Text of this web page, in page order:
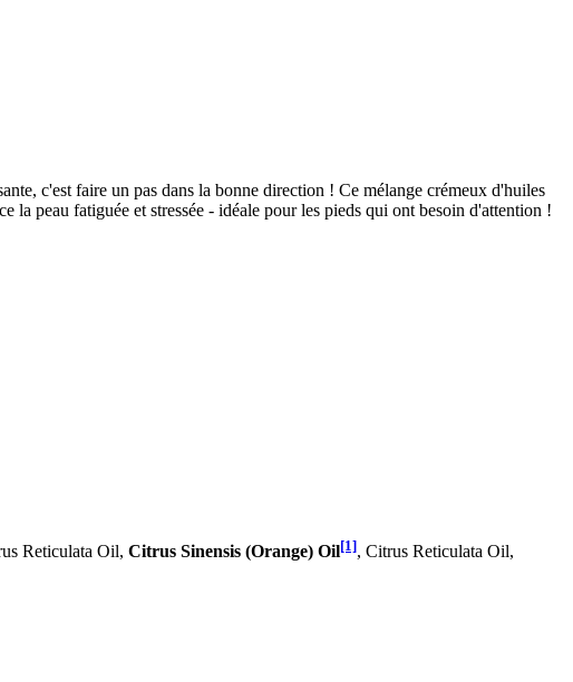
c'est faire un pas dans la bonne direction ! Ce mélange crémeux d'huiles
peau fatiguée et stressée - idéale pour les pieds qui ont besoin d'attention !
Reticulata Oil, Citrus Sinensis (Orange) Oil[1], Citrus Reticulata Oil,